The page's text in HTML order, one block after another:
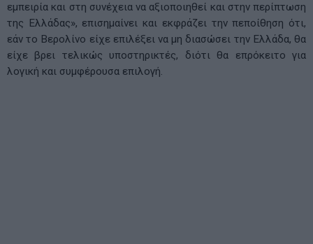
εμπειρία και στη συνέχεια να αξιοποιηθεί και στην περίπτωση
της Ελλάδας», επισημαίνει και εκφράζει την πεποίθηση ότι,
εάν το Βερολίνο είχε επιλέξει να μη διασώσει την Ελλάδα, θα
είχε βρει τελικώς υποστηρικτές, διότι θα επρόκειτο για
λογική και συμφέρουσα επιλογή.